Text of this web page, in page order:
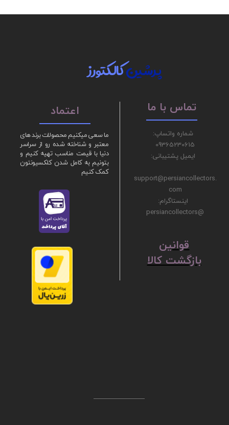
ما سعی میکنیم محصولات برند های
معتبر و شناخته شده رو از سراسر
دنیا با قیمت مناسب تهیه کنیم و
بتونیم به کامل شدن کلکسیونتون
کمک کنیم
پرشینکالکتورز
شماره واتساپ:
09365230615
ایمیل پشتیبانی:
support@persiancollectors.
com
اینستاگرام:
@persiancollectors
تماس با ما اعتماد
ق​​​​​​​وانین
بازگشت کالا